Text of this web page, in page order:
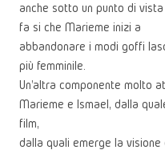
anche sotto un punto di
fa si che Marieme inizi a
abbandonare i modi goffi
più femminile.
Un'altra componente molto
Marieme e Ismael, dalla
film,
dalla quali emerge la